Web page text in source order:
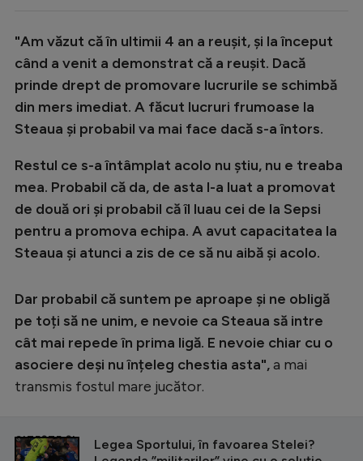
"Am văzut că în ultimii 4 an a reușit, și la început
când a venit a demonstrat că a reușit. Dacă
prinde drept de promovare lucrurile se schimbă
din mers imediat. A făcut lucruri frumoase la
Steaua și probabil va mai face dacă s-a întors.
Restul ce s-a întâmplat acolo nu știu, nu e treaba
mea. Probabil că da, de asta l-a luat a promovat
de două ori și probabil că îl luau cei de la Sepsi
pentru a promova echipa. A avut capacitatea la
Steaua și atunci a zis de ce să nu aibă și acolo.
Dar probabil că suntem pe aproape și ne obligă
pe toți să ne unim, e nevoie ca Steaua să intre
cât mai repede în prima ligă. E nevoie chiar cu o
asociere deși nu înțeleg chestia asta",a mai
transmis fostul mare jucător.
CITEȘTE ȘI
Legea Sportului, în favoarea Stelei?